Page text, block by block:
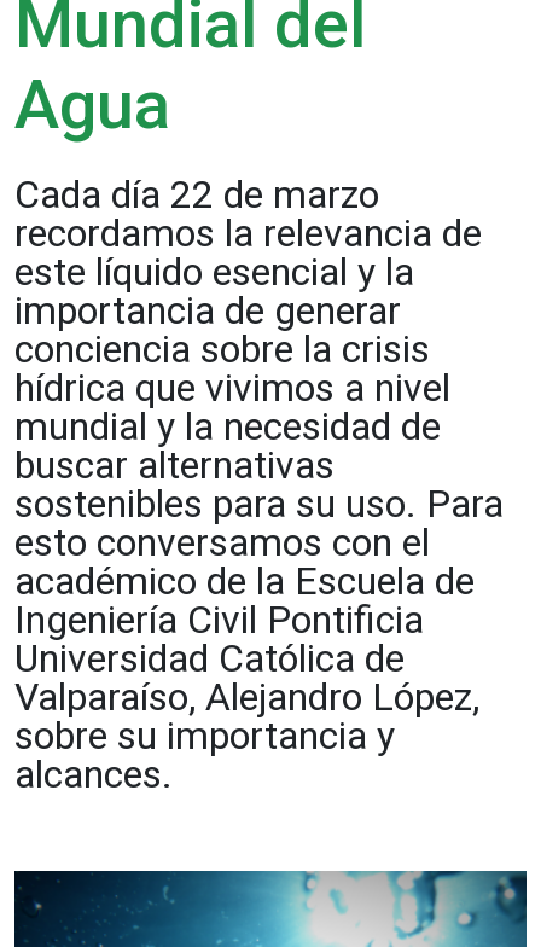
Mundial del
Agua
Cada día 22 de marzo
recordamos la relevancia de
este líquido esencial y la
importancia de generar
conciencia sobre la crisis
hídrica que vivimos a nivel
mundial y la necesidad de
buscar alternativas
sostenibles para su uso. Para
esto conversamos con el
académico de la Escuela de
Ingeniería Civil Pontificia
Universidad Católica de
Valparaíso, Alejandro López,
sobre su importancia y
alcances.